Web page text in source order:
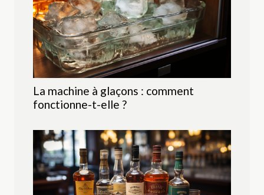
La machine à glaçons : comment
fonctionne-t-elle ?